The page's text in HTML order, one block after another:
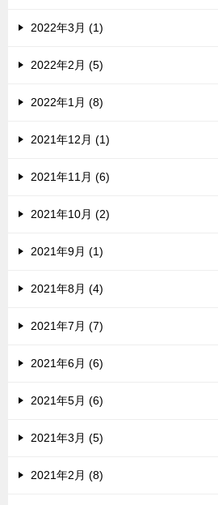
2022年3月 (1)
2022年2月 (5)
2022年1月 (8)
2021年12月 (1)
2021年11月 (6)
2021年10月 (2)
2021年9月 (1)
2021年8月 (4)
2021年7月 (7)
2021年6月 (6)
2021年5月 (6)
2021年3月 (5)
2021年2月 (8)